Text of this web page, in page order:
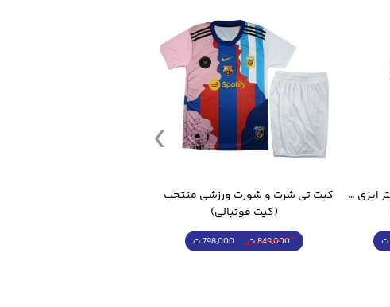
قمقمه ورزشی جاگ واتر 2.2 لیتر ایزی فیت
(کیت فوتبالی)
849,000 ت 798,000 ت